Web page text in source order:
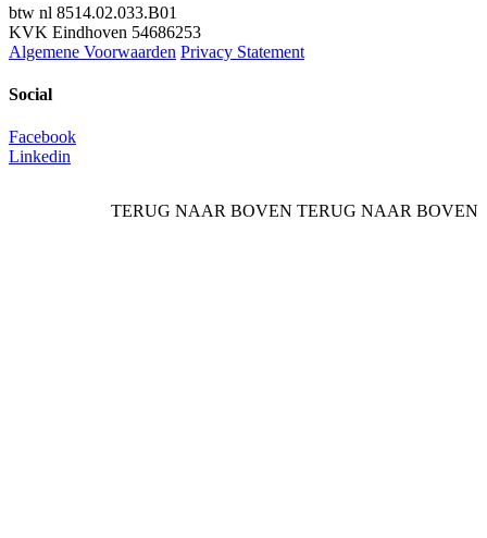
btw nl 8514.02.033.B01
KVK Eindhoven 54686253
Algemene Voorwaarden Privacy Statement
Social
Facebook
Linkedin
TERUG NAAR BOVEN TERUG NAAR BOVEN